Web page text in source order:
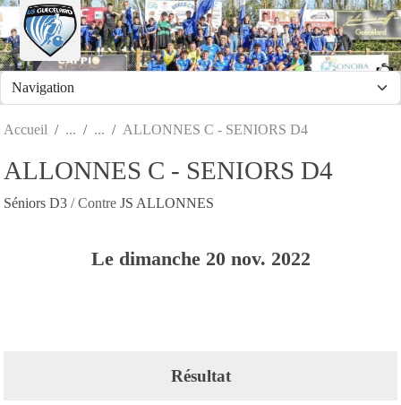
Accueil ALLONNES C - SENIORS D4
ALLONNES C - SENIORS D4
Séniors D3 / Contre JS ALLONNES
Le dimanche 20 nov. 2022
Résultat
Panneau de gestion des cookies